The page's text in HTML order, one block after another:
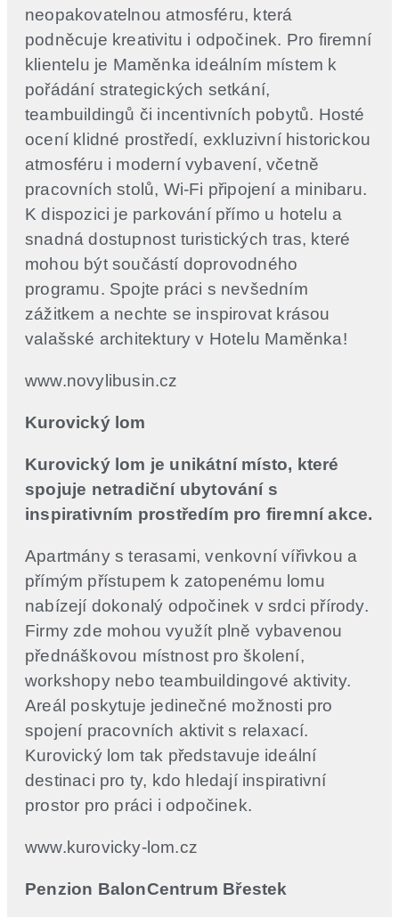
neopakovatelnou atmosféru, která
podněcuje kreativitu i odpočinek. Pro firemní
klientelu je Maměnka ideálním místem k
pořádání strategických setkání,
teambuildingů či incentivních pobytů. Hosté
ocení klidné prostředí, exkluzivní historickou
atmosféru i moderní vybavení, včetně
pracovních stolů, Wi-Fi připojení a minibaru.
K dispozici je parkování přímo u hotelu a
snadná dostupnost turistických tras, které
mohou být součástí doprovodného
programu. Spojte práci s nevšedním
zážitkem a nechte se inspirovat krásou
valašské architektury v Hotelu Maměnka!
www.novylibusin.cz
Kurovický lom
Kurovický lom je unikátní místo, které
spojuje netradiční ubytování s
inspirativním prostředím pro firemní akce.
Apartmány s terasami, venkovní vířivkou a
přímým přístupem k zatopenému lomu
nabízejí dokonalý odpočinek v srdci přírody.
Firmy zde mohou využít plně vybavenou
přednáškovou místnost pro školení,
workshopy nebo teambuildingové aktivity.
Areál poskytuje jedinečné možnosti pro
spojení pracovních aktivit s relaxací.
Kurovický lom tak představuje ideální
destinaci pro ty, kdo hledají inspirativní
prostor pro práci i odpočinek.
www.kurovicky-lom.cz
Penzion BalonCentrum Břestek